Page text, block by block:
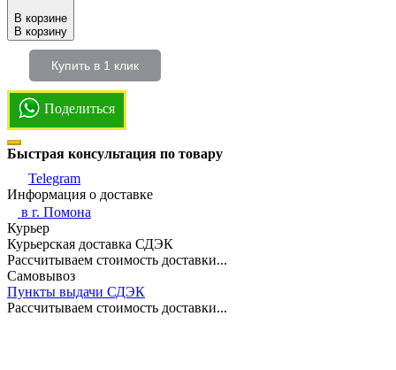
В корзине
В корзину
Купить в 1 клик
Поделиться
Быстрая консультация по товару
Telegram
Информация о доставке
в г. Помона
Курьер
Курьерская доставка СДЭК
Рассчитываем стоимость доставки...
Самовывоз
Пункты выдачи СДЭК
Рассчитываем стоимость доставки...